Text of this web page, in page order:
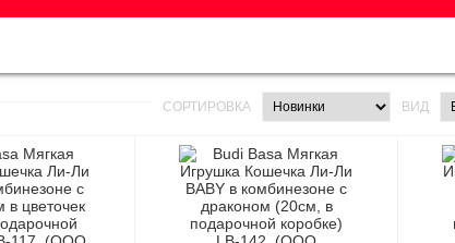
СОРТИРОВКА ВИД